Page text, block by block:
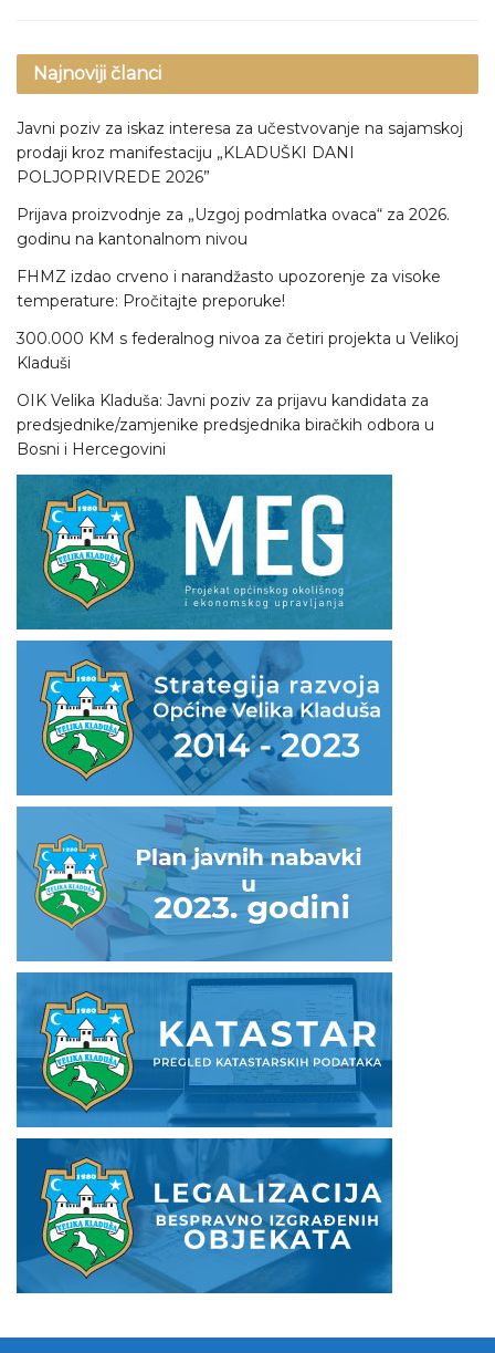
Najnoviji članci
Javni poziv za iskaz interesa za učestvovanje na sajamskoj
prodaji kroz manifestaciju „KLADUŠKI DANI
POLJOPRIVREDE 2026”
Prijava proizvodnje za „Uzgoj podmlatka ovaca“ za 2026.
godinu na kantonalnom nivou
FHMZ izdao crveno i narandžasto upozorenje za visoke
temperature: Pročitajte preporuke!
300.000 KM s federalnog nivoa za četiri projekta u Velikoj
Kladuši
OIK Velika Kladuša: Javni poziv za prijavu kandidata za
predsjednike/zamjenike predsjednika biračkih odbora u
Bosni i Hercegovini